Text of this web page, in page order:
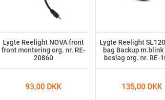
Lygte Reelight NOVA front
front montering org. nr. RE-
20860
93,00 DKK
Lygte Reelight
bag Backup m.blink
beslag org. nr. RE-
135,00 DKK